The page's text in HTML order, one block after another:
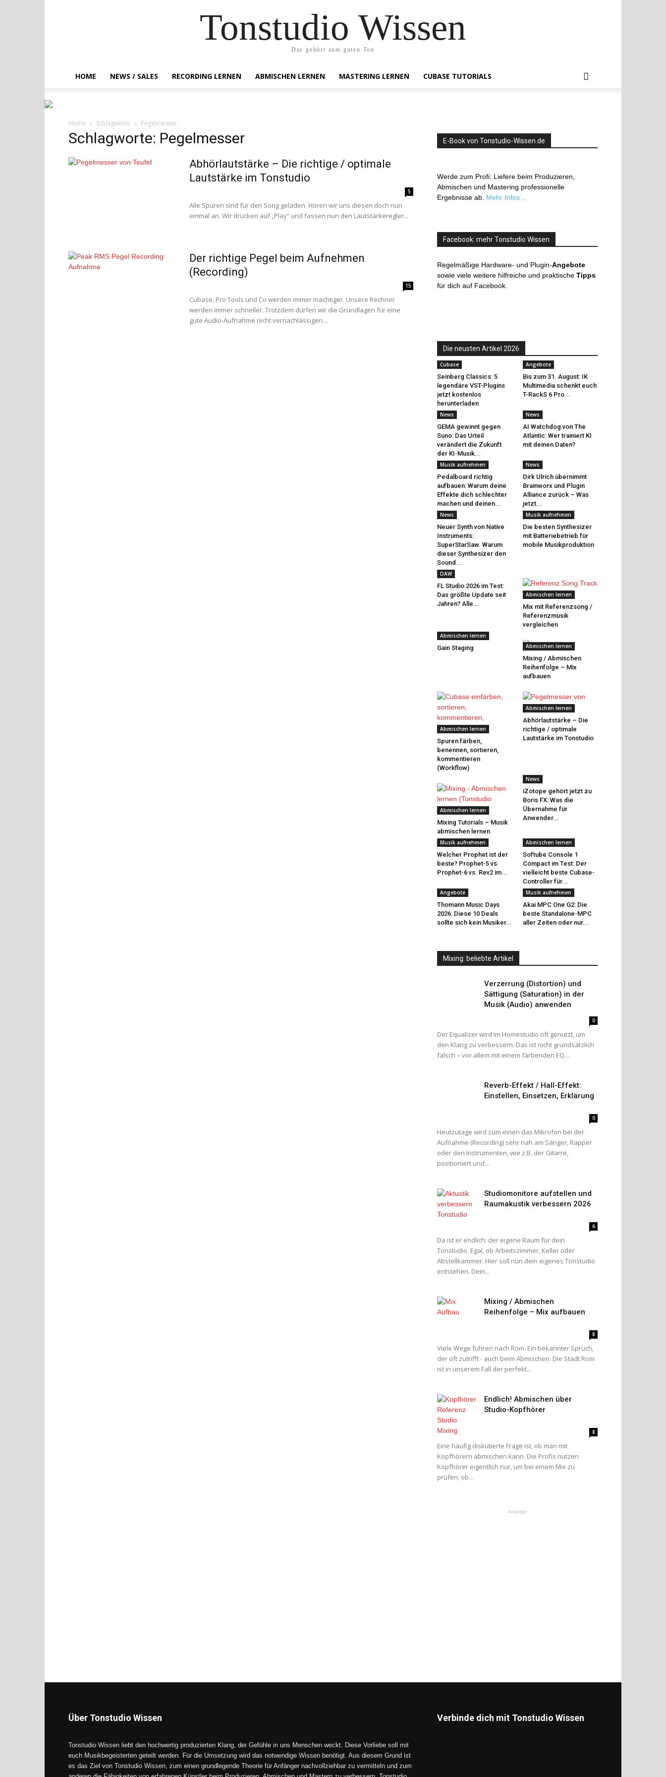
Tonstudio Wissen
Das gehört zum guten Ton
HOME NEWS / SALES RECORDING LERNEN ABMISCHEN LERNEN MASTERING LERNEN CUBASE TUTORIALS
Home Schlagworte Pegelmesser
Schlagworte: Pegelmesser
Abhörlautstärke – Die richtige / optimale
Lautstärke im Tonstudio
5
Alle Spuren sind für den Song geladen. Hören wir uns diesen doch nun
einmal an. Wir drücken auf „Play“ und fassen nun den Lautstärkeregler...
Der richtige Pegel beim Aufnehmen
(Recording)
15
Cubase, Pro Tools und Co werden immer mächtiger. Unsere Rechner
werden immer schneller. Trotzdem dürfen wir die Grundlagen für eine
gute Audio-Aufnahme nicht vernachlässigen....
E-Book von Tonstudio-Wissen.de
Werde zum Profi: Liefere beim Produzieren,
Abmischen und Mastering professionelle
Ergebnisse ab. Mehr Infos…
Facebook: mehr Tonstudio Wissen
Regelmäßige Hardware- und Plugin-Angebote
sowie viele weitere hilfreiche und praktische Tipps
für dich auf Facebook.
Die neusten Artikel 2026
Cubase
Seinberg Classics: 5
legendäre VST-Plugins
jetzt kostenlos
herunterladen
Angebote
Bis zum 31. August: IK
Multimedia schenkt euch
T-RackS 6 Pro...
News
GEMA gewinnt gegen
Suno: Das Urteil
verändert die Zukunft
der KI-Musik...
News
AI Watchdog von The
Atlantic: Wer trainiert KI
mit deinen Daten?
Musik aufnehmen
Pedalboard richtig
aufbauen: Warum deine
Effekte dich schlechter
machen und deinen...
News
Dirk Ulrich übernimmt
Brainworx und Plugin
Alliance zurück – Was
jetzt...
News
Neuer Synth von Native
Instruments:
SuperStarSaw. Warum
dieser Synthesizer den
Sound...
Musik aufnehmen
Die besten Synthesizer
mit Batteriebetrieb für
mobile Musikproduktion
DAW
FL Studio 2026 im Test:
Das größte Update seit
Jahren? Alle...
Abmischen lernen
Mix mit Referenzsong /
Referenzmusik
vergleichen
Abmischen lernen
Gain Staging Abmischen lernen
Mixing / Abmischen
Reihenfolge – Mix
aufbauen
Abmischen lernen
Spuren färben,
benennen, sortieren,
kommentieren
(Workflow)
Abmischen lernen
Abhörlautstärke – Die
richtige / optimale
Lautstärke im Tonstudio
Abmischen lernen
Mixing Tutorials – Musik
abmischen lernen
News
iZotope gehört jetzt zu
Boris FX: Was die
Übernahme für
Anwender...
Musik aufnehmen
Welcher Prophet ist der
beste? Prophet-5 vs.
Prophet-6 vs. Rev2 im...
Abmischen lernen
Softube Console 1
Compact im Test: Der
vielleicht beste Cubase-
Controller für...
Angebote
Thomann Music Days
2026: Diese 10 Deals
sollte sich kein Musiker...
Musik aufnehmen
Akai MPC One G2: Die
beste Standalone-MPC
aller Zeiten oder nur...
Mixing: beliebte Artikel
Verzerrung (Distortion) und
Sättigung (Saturation) in der
Musik (Audio) anwenden
0
Der Equalizer wird im Homestudio oft genutzt, um
den Klang zu verbessern. Das ist nicht grundsätzlich
falsch – vor allem mit einem färbenden EQ....
Reverb-Effekt / Hall-Effekt:
Einstellen, Einsetzen, Erklärung
0
Heutzutage wird zum einen das Mikrofon bei der
Aufnahme (Recording) sehr nah am Sänger, Rapper
oder den Instrumenten, wie z.B. der Gitarre,
positioniert und...
Studiomonitore aufstellen und
Raumakustik verbessern 2026
6
Da ist er endlich: der eigene Raum für dein
Tonstudio. Egal, ob Arbeitszimmer, Keller oder
Abstellkammer. Hier soll nun dein eigenes Tonstudio
entstehen. Dein...
Mixing / Abmischen
Reihenfolge – Mix aufbauen
8
Viele Wege führen nach Rom. Ein bekannter Spruch,
der oft zutrifft - auch beim Abmischen. Die Stadt Rom
ist in unserem Fall der perfekt...
Endlich! Abmischen über
Studio-Kopfhörer
8
Eine häufig diskutierte Frage ist, ob man mit
Kopfhörern abmischen kann. Die Profis nutzen
Kopfhörer eigentlich nur, um bei einem Mix zu
prüfen, ob...
Anzeige
Über Tonstudio Wissen
Tonstudio Wissen liebt den hochwertig produzierten Klang, der Gefühle in uns Menschen weckt. Diese Vorliebe soll mit
euch Musikbegeisterten geteilt werden. Für die Umsetzung wird das notwendige Wissen benötigt. Aus diesem Grund ist
es das Ziel von Tonstudio Wissen, zum einen grundlegende Theorie für Anfänger nachvollziehbar zu vermitteln und zum
Verbinde dich mit Tonstudio Wissen